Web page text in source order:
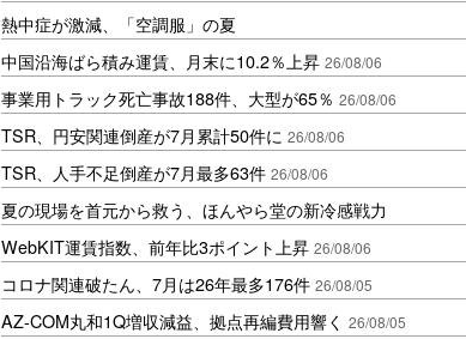
熱中症が激減、「空調服」の夏
中国沿海ばら積み運賃、月末に10.2％上昇 26/08/06
事業用トラック死亡事故188件、大型が65％ 26/08/06
TSR、円安関連倒産が7月累計50件に 26/08/06
TSR、人手不足倒産が7月最多63件 26/08/06
夏の現場を首元から救う、ほんやら堂の新冷感戦力
WebKIT運賃指数、前年比3ポイント上昇 26/08/06
コロナ関連破たん、7月は26年最多176件 26/08/05
AZ-COM丸和1Q増収減益、拠点再編費用響く 26/08/05